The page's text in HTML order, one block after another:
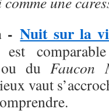
-Nuit sur la
est
duFaucon
vaut